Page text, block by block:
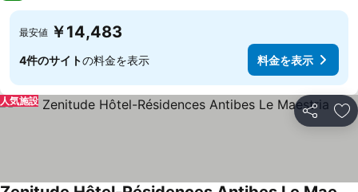
最安値 ￥14,483
4件のサイトの料金を表示 料金を表示
シェア お
人気施設